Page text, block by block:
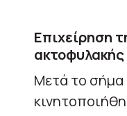
Επιχείρηση
ακτοφυλακής
Μετά το σήμα